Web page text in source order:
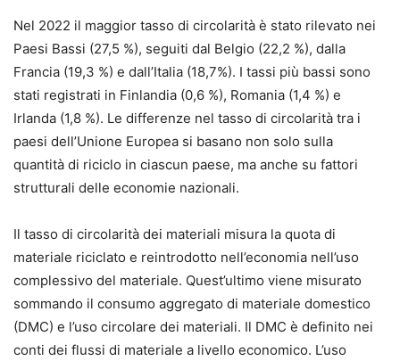
Nel 2022 il maggior tasso di circolarità è stato rilevato nei
Paesi Bassi (27,5 %), seguiti dal Belgio (22,2 %), dalla
Francia (19,3 %) e dall’Italia (18,7%). I tassi più bassi sono
stati registrati in Finlandia (0,6 %), Romania (1,4 %) e
Irlanda (1,8 %). Le differenze nel tasso di circolarità tra i
paesi dell’Unione Europea si basano non solo sulla
quantità di riciclo in ciascun paese, ma anche su fattori
strutturali delle economie nazionali.
Il tasso di circolarità dei materiali misura la quota di
materiale riciclato e reintrodotto nell’economia nell’uso
complessivo del materiale. Quest’ultimo viene misurato
sommando il consumo aggregato di materiale domestico
(DMC) e l’uso circolare dei materiali. Il DMC è definito nei
conti dei flussi di materiale a livello economico. L’uso